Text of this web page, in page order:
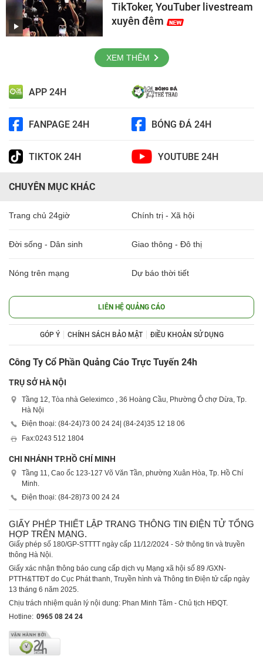
TikToker, YouTuber livestream
xuyên đêm
XEM THÊM
APP 24H
FANPAGE 24H BÓNG ĐÁ 24H
TIKTOK 24H YOUTUBE 24H
CHUYÊN MỤC KHÁC
Trang chủ 24giờ Chính trị - Xã hội
Đời sống - Dân sinh Giao thông - Đô thị
Nóng trên mạng Dự báo thời tiết
LIÊN HỆ QUẢNG CÁO
GÓP Ý CHÍNH SÁCH BẢO MẬT ĐIỀU KHOẢN SỬ DỤNG
Công Ty Cổ Phần Quảng Cáo Trực Tuyến 24h
TRỤ SỞ HÀ NỘI
Tầng 12, Tòa nhà Geleximco , 36 Hoàng Cầu, Phường Ô chợ Dừa, Tp.
Hà Nội
Điện thoại: (84-24)73 00 24 24 | (84-24)35 12 18 06
Fax:0243 512 1804
CHI NHÁNH TP.HỒ CHÍ MINH
Tầng 11, Cao ốc 123-127 Võ Văn Tần, phường Xuân Hòa, Tp. Hồ Chí
Minh.
Điện thoại: (84-28)73 00 24 24
GIẤY PHÉP THIẾT LẬP TRANG THÔNG TIN ĐIỆN TỬ TỔNG
HỢP TRÊN MẠNG.
Giấy phép số 180/GP-STTTT ngày cấp 11/12/2024 - Sở thông tin và truyền
thông Hà Nội.
Giấy xác nhận thông báo cung cấp dịch vụ Mạng xã hội số 89 /GXN-
PTTH&TTĐT do Cục Phát thanh, Truyền hình và Thông tin Điện tử cấp ngày
13 tháng 6 năm 2025.
Chịu trách nhiệm quản lý nội dung: Phan Minh Tâm - Chủ tịch HĐQT.
Hotline: 0965 08 24 24